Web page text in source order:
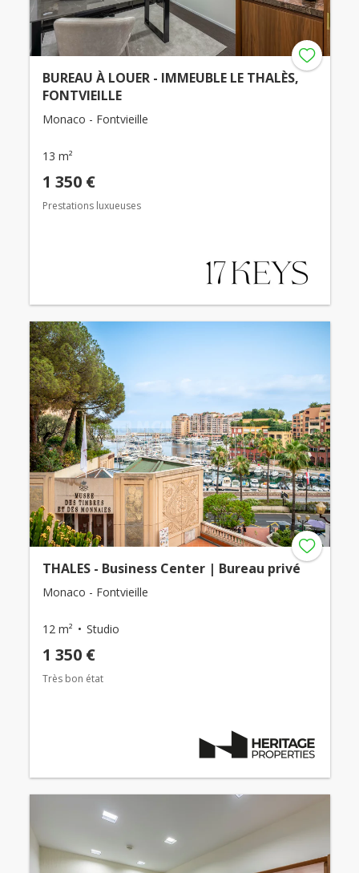
BUREAU À LOUER - IMMEUBLE LE THALÈS,
FONTVIEILLE
Monaco - Fontvieille
13 m²
1 350 €
Prestations luxueuses
THALES - Business Center | Bureau privé
Monaco - Fontvieille
12 m² Studio
1 350 €
Très bon état